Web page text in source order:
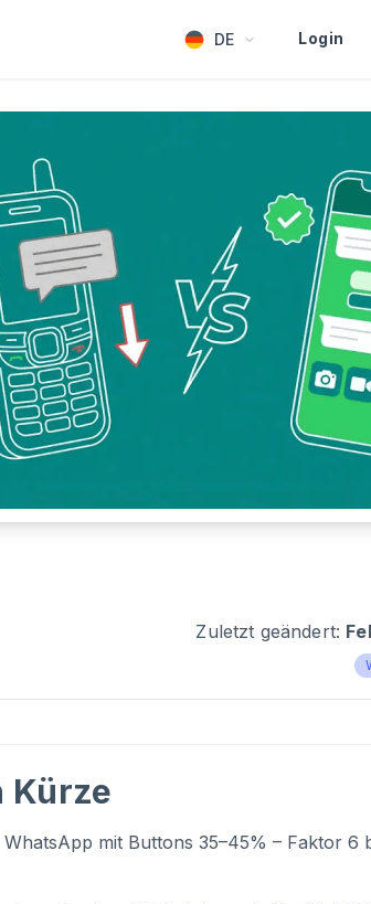
DE Login
Zuletzt geändert:
Kürze
mit Buttons 35–45% – Faktor 6